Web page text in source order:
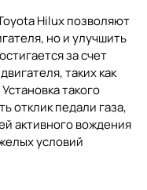
Hilux позволяют
но и улучшить
за счет
таких как
такого
отклик педали газа,
активного вождения
условий